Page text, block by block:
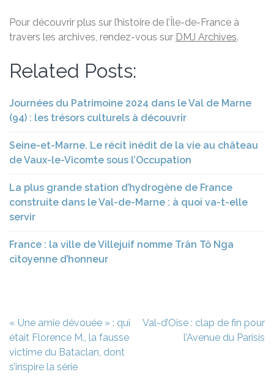
Pour découvrir plus sur l’histoire de l’Île-de-France à
travers les archives, rendez-vous sur DMJ Archives.
Related Posts:
Journées du Patrimoine 2024 dans le Val de Marne
(94) : les trésors culturels à découvrir
Seine-et-Marne. Le récit inédit de la vie au château
de Vaux-le-Vicomte sous l’Occupation
La plus grande station d’hydrogène de France
construite dans le Val-de-Marne : à quoi va-t-elle
servir
France : la ville de Villejuif nomme Trân Tô Nga
citoyenne d’honneur
Navigation
de
l’article
« Une amie dévouée » : qui
était Florence M., la fausse
victime du Bataclan, dont
s’inspire la série
Val-d’Oise : clap de fin pour
l’Avenue du Parisis